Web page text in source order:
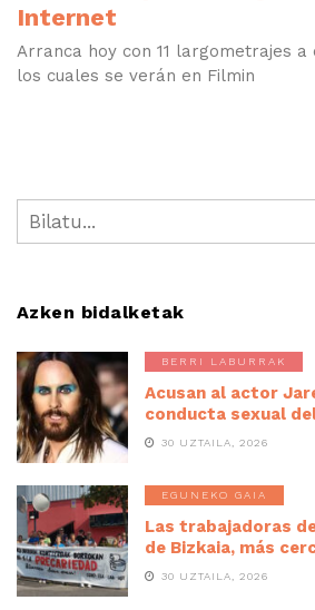
Internet
Arranca hoy con 11 largometrajes a
los cuales se verán en Filmin
Azken bidalketak
BERRI LABURRAK
Acusan al actor
conducta sexual
30 UZTAILA, 2026
EGUNEKO GAIA
Las trabajadoras
de Bizkaia, más
30 UZTAILA, 2026